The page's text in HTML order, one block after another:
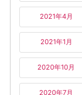
2021年4月
2021年1月
2020年10月
2020年7月